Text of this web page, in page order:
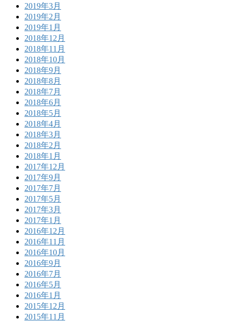
2019年3月
2019年2月
2019年1月
2018年12月
2018年11月
2018年10月
2018年9月
2018年8月
2018年7月
2018年6月
2018年5月
2018年4月
2018年3月
2018年2月
2018年1月
2017年12月
2017年9月
2017年7月
2017年5月
2017年3月
2017年1月
2016年12月
2016年11月
2016年10月
2016年9月
2016年7月
2016年5月
2016年1月
2015年12月
2015年11月